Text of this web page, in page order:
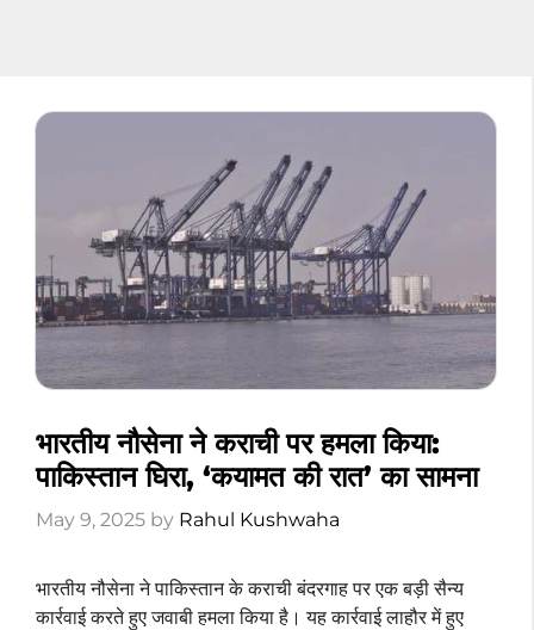
भारतीय नौसेना ने कराची पर हमला किया:
पाकिस्तान घिरा, ‘कयामत की रात’ का सामना
May 9, 2025 by Rahul Kushwaha
भारतीय नौसेना ने पाकिस्तान के कराची बंदरगाह पर एक बड़ी सैन्य
कार्रवाई करते हुए जवाबी हमला किया है। यह कार्रवाई लाहौर में हुए